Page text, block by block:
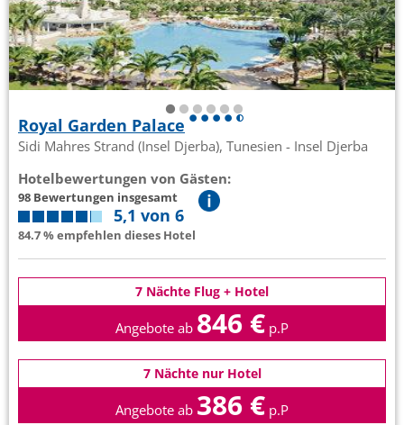
Royal Garden Palace
Sidi Mahres Strand (Insel Djerba), Tunesien - Insel Djerba
Hotelbewertungen von Gästen:
98 Bewertungen insgesamt
5,1 von 6
84.7 % empfehlen dieses Hotel
7 Nächte Flug + Hotel
Angebote ab 846 € p.P
7 Nächte nur Hotel
Angebote ab 386 € p.P